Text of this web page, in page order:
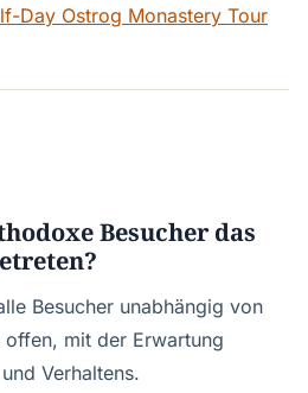
Day Ostrog Monastery Tour
Besucher das
Besucher unabhängig von
mit der Erwartung
Verhaltens.